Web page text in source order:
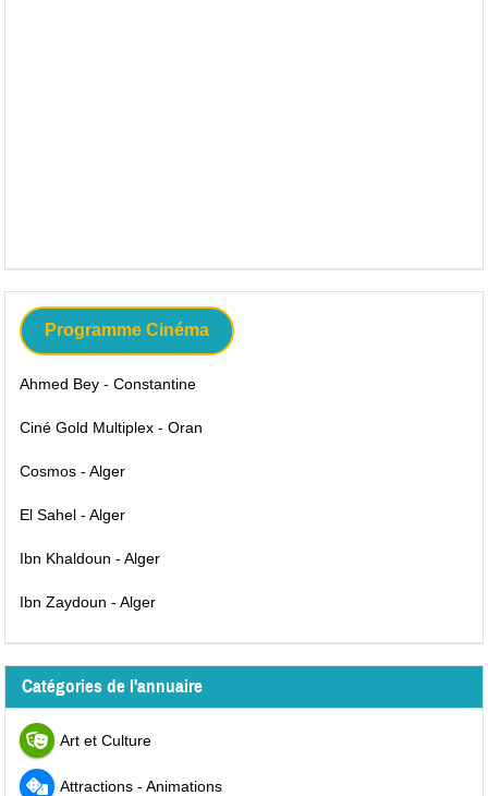
Programme Cinéma
Ahmed Bey - Constantine
Ciné Gold Multiplex - Oran
Cosmos - Alger
El Sahel - Alger
Ibn Khaldoun - Alger
Ibn Zaydoun - Alger
Catégories de l'annuaire
Art et Culture
Attractions - Animations